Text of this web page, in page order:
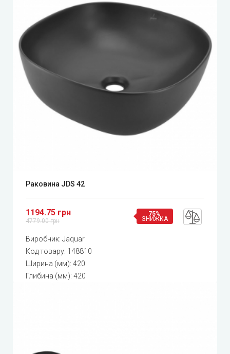
Раковина JDS 42
1194.75 грн
4779.00 грн
75%
ЗНИЖКА
Виробник: Jaquar
Код товару: 148810
Ширина (мм): 420
Глибина (мм): 420